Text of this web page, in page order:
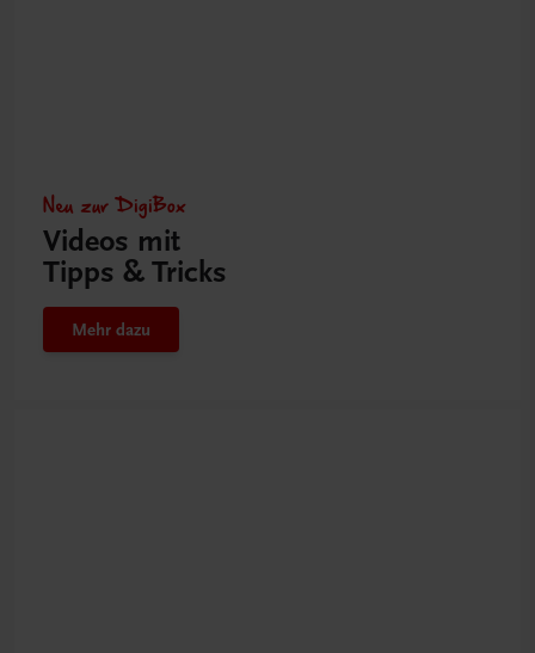
Neu zur DigiBox
Videos mit
Tipps & Tricks
Mehr dazu